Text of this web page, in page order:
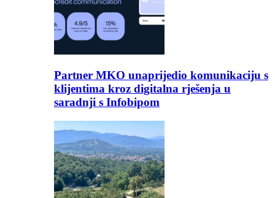
Partner MKO unaprijedio komunikaciju s
klijentima kroz digitalna rješenja u
saradnji s Infobipom